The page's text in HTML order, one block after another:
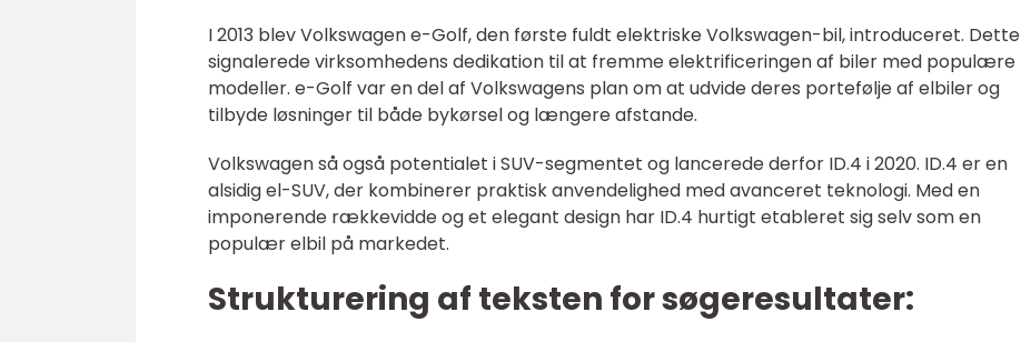
I 2013 blev Volkswagen e-Golf, den første fuldt elektriske Volkswagen-bil, introduceret. Dette
signalerede virksomhedens dedikation til at fremme elektrificeringen af biler med populære
modeller. e-Golf var en del af Volkswagens plan om at udvide deres portefølje af elbiler og
tilbyde løsninger til både bykørsel og længere afstande.
Volkswagen så også potentialet i SUV-segmentet og lancerede derfor ID.4 i 2020. ID.4 er en
alsidig el-SUV, der kombinerer praktisk anvendelighed med avanceret teknologi. Med en
imponerende rækkevidde og et elegant design har ID.4 hurtigt etableret sig selv som en
populær elbil på markedet.
Strukturering af teksten for søgeresultater: